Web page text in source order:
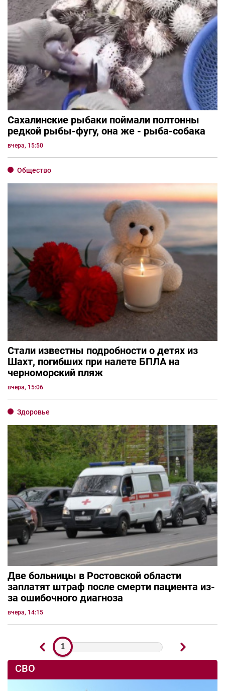
Сахалинские рыбаки поймали полтонны
редкой рыбы-фугу, она же - рыба-собака
вчера, 15:50
Общество
Стали известны подробности о детях из
Шахт, погибших при налете БПЛА на
черноморский пляж
вчера, 15:06
Здоровье
Две больницы в Ростовской области
заплатят штраф после смерти пациента из-
за ошибочного диагноза
вчера, 14:15
1
СВО